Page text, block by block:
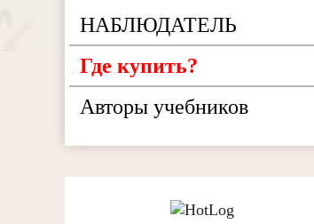
НАБЛЮДАТЕЛЬ
Где купить?
Авторы учебников